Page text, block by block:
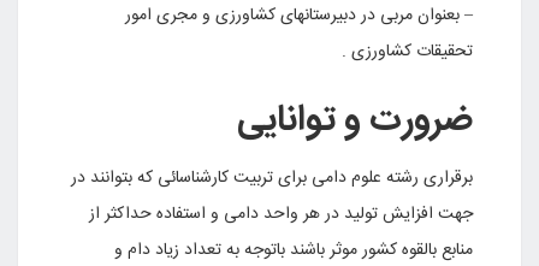
– بعنوان مربی در دبیرستانهای کشاورزی و مجری امور
تحقیقات کشاورزی .
ضرورت و توانایی
برقراری رشته علوم دامی برای تربیت کارشناسائی که بتوانند در
جهت افزایش تولید در هر واحد دامی و استفاده حداکثر از
منابع بالقوه کشور موثر باشند باتوجه به تعداد زیاد دام و